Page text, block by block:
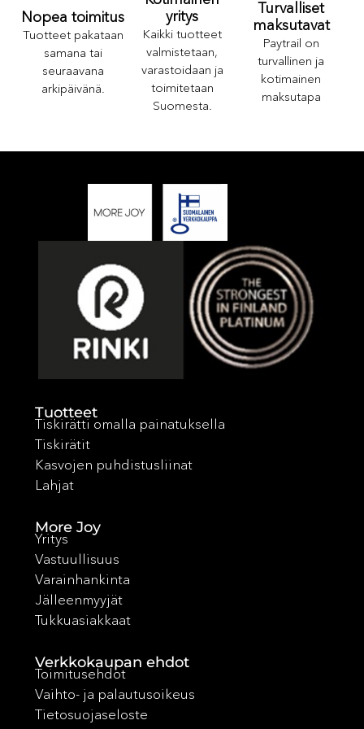
Nopea toimitus
Tuotteet pakataan
samana tai
seuraavana
arkipäivänä.
yritys
Kaikki tuotteet
valmistetaan,
varastoidaan ja
toimitetaan
Suomesta.
Turvalliset
maksutavat
Paytrail on
turvallinen ja
kotimainen
maksutapa
Tuotteet
Tiskirätti omalla painatuksella
Tiskirätit
Kasvojen puhdistusliinat
Lahjat
More Joy
Yritys
Vastuullisuus
Varainhankinta
Jälleenmyyjät
Tukkuasiakkaat
Verkkokaupan ehdot
Toimitusehdot
Vaihto- ja palautusoikeus
Tietosuojaseloste